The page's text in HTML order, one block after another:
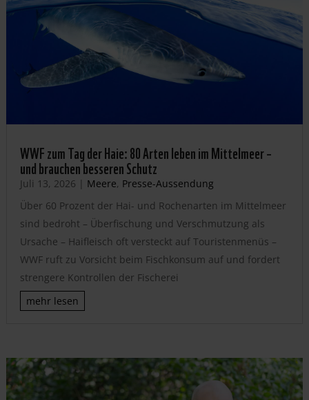
WWF zum Tag der Haie: 80 Arten leben im Mittelmeer –
und brauchen besseren Schutz
Juli 13, 2026 | Meere, Presse-Aussendung
Über 60 Prozent der Hai- und Rochenarten im Mittelmeer
sind bedroht – Überfischung und Verschmutzung als
Ursache – Haifleisch oft versteckt auf Touristenmenüs –
WWF ruft zu Vorsicht beim Fischkonsum auf und fordert
strengere Kontrollen der Fischerei
mehr lesen